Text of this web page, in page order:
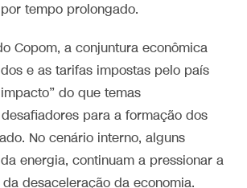
tempo prolongado.
Copom, a conjuntura econômica
e as tarifas impostas pelo país
do que temas
para a formação dos
No cenário interno, alguns
energia, continuam a pressionar a
desaceleração da economia.